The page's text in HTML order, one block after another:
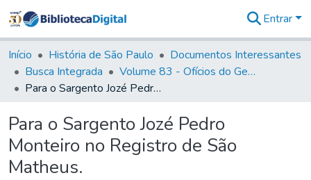
&
Coleções
Tudo na
Biblioteca
Estatísticas
Entrar
Início História de São Paulo
Documentos Interessantes
Busca Integrada
Volume 83 - Ofícios do General Martim Lopes Lobo de Saldanha (Governador da Capitania): 1780- 1782
Para o Sargento Jozé Pedro Monteiro no Registro de São Matheus.
Para o Sargento Jozé Pedro
Monteiro no Registro de São
Matheus.